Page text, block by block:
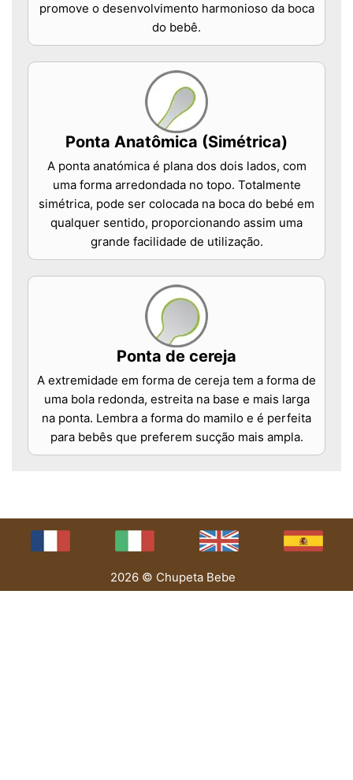
promove o desenvolvimento harmonioso da boca
do bebê.
Ponta Anatômica (Simétrica)
A ponta anatómica é plana dos dois lados, com
uma forma arredondada no topo. Totalmente
simétrica, pode ser colocada na boca do bebé em
qualquer sentido, proporcionando assim uma
grande facilidade de utilização.
Ponta de cereja
A extremidade em forma de cereja tem a forma de
uma bola redonda, estreita na base e mais larga
na ponta. Lembra a forma do mamilo e é perfeita
para bebês que preferem sucção mais ampla.
2026 © Chupeta Bebe